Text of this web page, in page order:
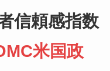
信頼感指数
米国政